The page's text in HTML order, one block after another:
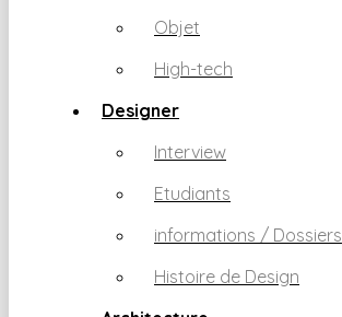
Objet
High-tech
Designer
Interview
Etudiants
informations / Dossiers
Histoire de Design